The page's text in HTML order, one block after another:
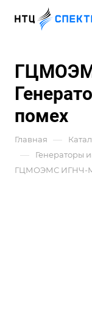
помех
Главная —
— Генераторы
ГЦМОЭМС ИГНЧ-